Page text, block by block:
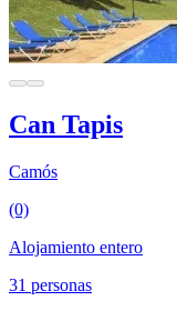
Can Tapis
Camós
(0)
Alojamiento entero
31 personas